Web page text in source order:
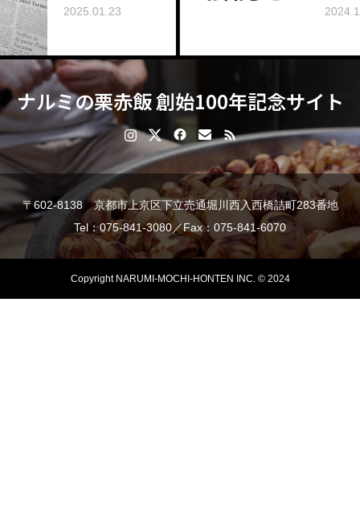
ナルミの栗赤飯 創始100年記念サイト
〒602-8138 京都市上京区下立売通堀川西入西橋詰町283番地
Tel：075-841-3080／Fax：075-841-6070
Copyright NARUMI-MOCHI-HONTEN INC. © 2024